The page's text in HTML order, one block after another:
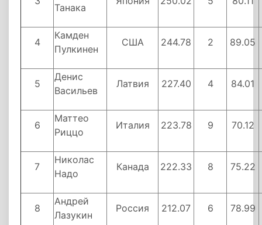
Танака
4
Камден
Пулкинен
США 244.78 2 89.05
5
Денис
Васильев
Латвия 227.40 4 84.01
6
Маттео
Риццо
Италия 223.78 9 70.12
7
Николас
Надо
Канада 222.33 8 75.22
8
Андрей
Лазукин
Россия 212.07 6 78.99